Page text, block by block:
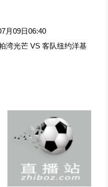
月09日06:40
湾光芒 VS 客队纽约洋基